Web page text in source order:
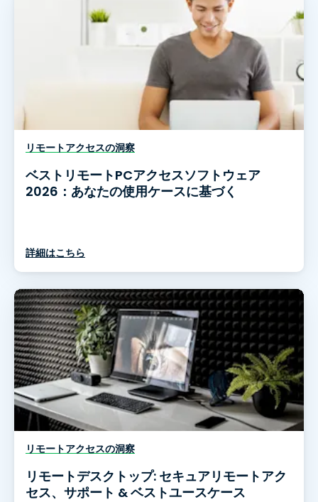
リモートアクセスの洞察
ベストリモートPCアクセスソフトウェア
2026：あなたの使用ケースに基づく
詳細はこちら
リモートアクセスの洞察
リモートデスクトップ: セキュアリモートアク
セス、サポート & ベストユースケース